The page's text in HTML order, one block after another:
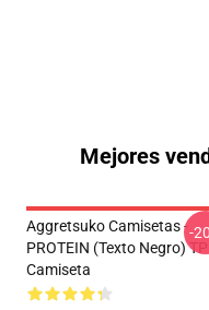
Mejores
Aggretsuko Camisetas -
PROTEIN (texto Negro) TP
Camiseta
-